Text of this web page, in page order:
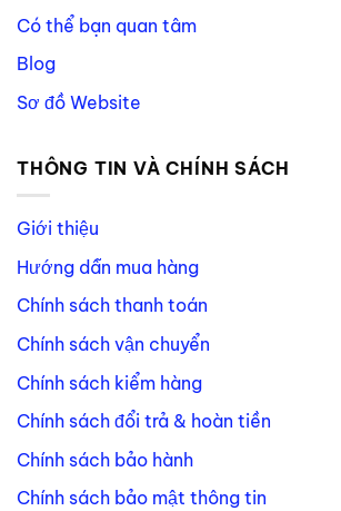
Có thể bạn quan tâm
Blog
Sơ đồ Website
THÔNG TIN VÀ CHÍNH SÁCH
Giới thiệu
Hướng dẫn mua hàng
Chính sách thanh toán
Chính sách vận chuyển
Chính sách kiểm hàng
Chính sách đổi trả & hoàn tiền
Chính sách bảo hành
Chính sách bảo mật thông tin